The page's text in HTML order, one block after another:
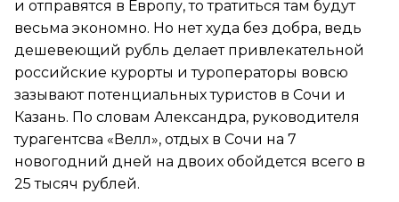
и отправятся в Европу, то тратиться там будут
весьма экономно. Но нет худа без добра, ведь
дешевеющий рубль делает привлекательной
российские курорты и туроператоры вовсю
зазывают потенциальных туристов в Сочи и
Казань. По словам Александра, руководителя
турагентсва «Велл», отдых в Сочи на 7
новогодний дней на двоих обойдется всего в
25 тысяч рублей.